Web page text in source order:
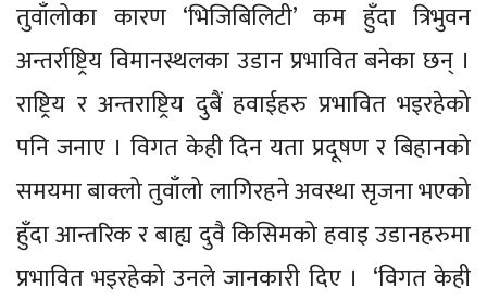
तुवाँलोका कारण ‘भिजिबिलिटी’ कम हुँदा त्रिभुवन
अन्तर्राष्ट्रिय विमानस्थलका उडान प्रभावित बनेका छन् ।
राष्ट्रिय र अन्तराष्ट्रिय दुबैं हवाईहरु प्रभावित भइरहेको
पनि जनाए । विगत केही दिन यता प्रदूषण र बिहानको
समयमा बाक्लो तुवाँलो लागिरहने अवस्था सृजना भएको
हुँदा आन्तरिक र बाह्य दुवै किसिमको हवाइ उडानहरुमा
प्रभावित भइरहेको उनले जानकारी दिए । ‘विगत केही